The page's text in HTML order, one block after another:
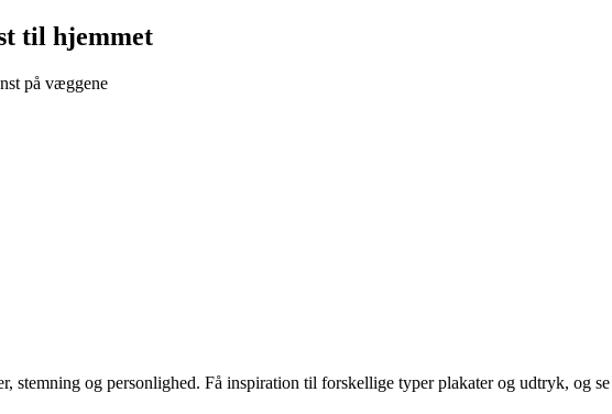
til hjemmet
på væggene
stemning og personlighed. Få inspiration til forskellige typer plakater og udtryk, og